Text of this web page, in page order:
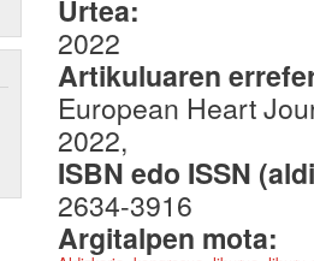
Urtea:
2022
Artikuluaren
European Heart
2022,
ISBN edo ISSN
2634-3916
Argitalpen mota: